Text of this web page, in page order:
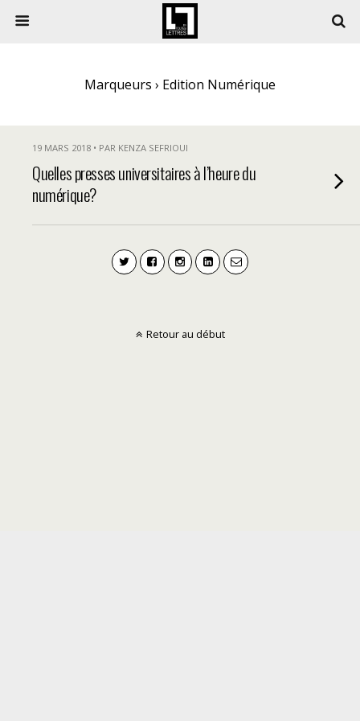
Marqueurs › Edition Numérique
19 MARS 2018 • PAR KENZA SEFRIOUI
Quelles presses universitaires à l’heure du
numérique?
Retour au début